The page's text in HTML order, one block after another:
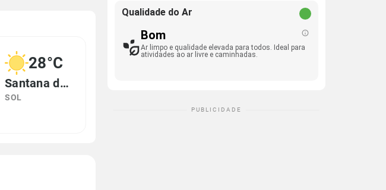
28°C
Santana do Matos, RN
SOL
Qualidade do Ar
Bom
Ar limpo e qualidade elevada para todos. Ideal para
atividades ao ar livre e caminhadas.